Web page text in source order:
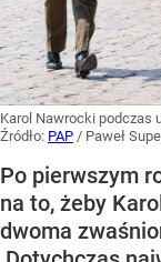
Karol Nawrocki podczas
Źródło: PAP / Paweł
Po pierwszym
na to, żeby
dwoma